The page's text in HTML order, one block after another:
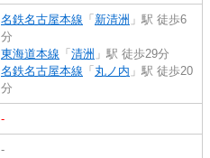
名鉄名古屋本線 「 新清洲 」駅 徒歩6
分
東海道本線 「 清洲 」駅 徒歩29分
名鉄名古屋本線 「 丸ノ内 」駅 徒歩20
分
-
-